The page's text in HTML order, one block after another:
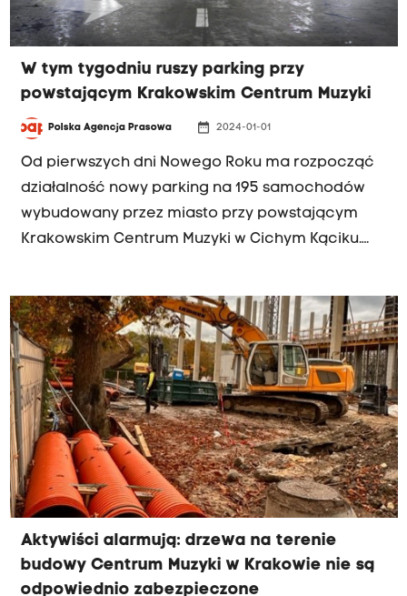
W tym tygodniu ruszy parking przy
powstającym Krakowskim Centrum Muzyki
Polska Agencja Prasowa date_range 2024-01-01
Od pierwszych dni Nowego Roku ma rozpocząć
działalność nowy parking na 195 samochodów
wybudowany przez miasto przy powstającym
Krakowskim Centrum Muzyki w Cichym Kąciku.
Aktywiści alarmują: drzewa na terenie
budowy Centrum Muzyki w Krakowie nie są
odpowiednio zabezpieczone